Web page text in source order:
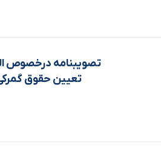
تصویبنامه درخصوص
تعیین حقوق